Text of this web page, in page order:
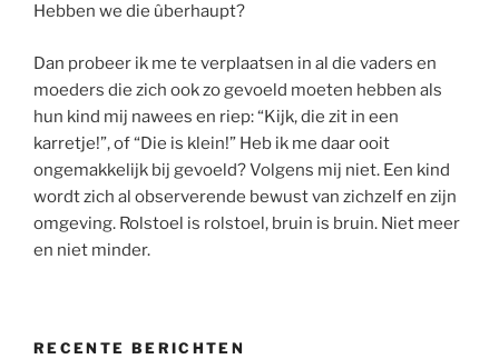
Hebben we die ûberhaupt?
Dan probeer ik me te verplaatsen in al die vaders en
moeders die zich ook zo gevoeld moeten hebben als
hun kind mij nawees en riep: “Kijk, die zit in een
karretje!”, of “Die is klein!” Heb ik me daar ooit
ongemakkelijk bij gevoeld? Volgens mij niet. Een kind
wordt zich al observerende bewust van zichzelf en zijn
omgeving. Rolstoel is rolstoel, bruin is bruin. Niet meer
en niet minder.
RECENTE BERICHTEN